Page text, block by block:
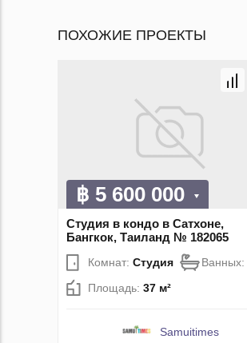
ПОХОЖИЕ ПРОЕКТЫ
฿ 5 600 000
Студия в кондо в Сатхоне,
Бангкок, Таиланд № 182065
Комнат: Студия Ванных:
Площадь: 37 м²
Samuitimes